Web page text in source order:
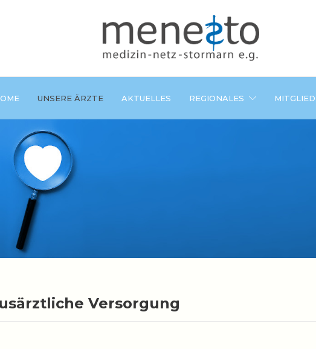
UNSERE ÄRZTE AKTUELLES REGIONALES
Versorgung